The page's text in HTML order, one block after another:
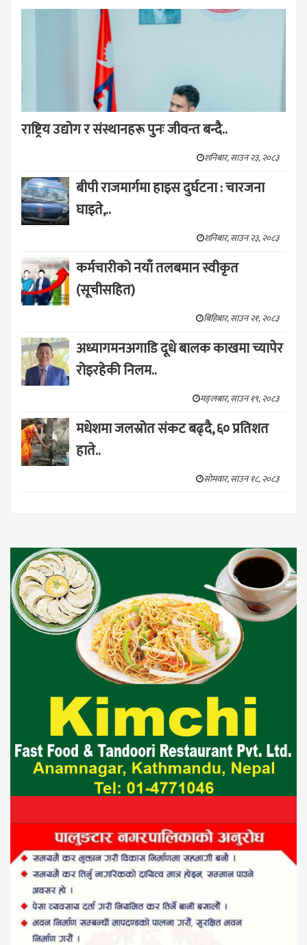
राष्ट्रिय उद्योग र संस्थानहरू पुनः जीवन्त बन्दै..
शनिबार, साउन २३, २०८३
बीपी राजमार्गमा हाइस दुर्घटना : चारजना
घाइते,..
शनिबार, साउन २३, २०८३
कर्मचारीको नयाँ तलबमान स्वीकृत
(सूचीसहित)
बिहिबार, साउन २१, २०८३
अध्यागमनअगाडि दूधे बालक काखमा च्यापेर
रोइरहेकी निलम..
मङ्लबार, साउन १९, २०८३
मधेशमा जलस्रोत संकट बढ्दै, ६० प्रतिशत
हाते..
सोमवार, साउन १८, २०८३